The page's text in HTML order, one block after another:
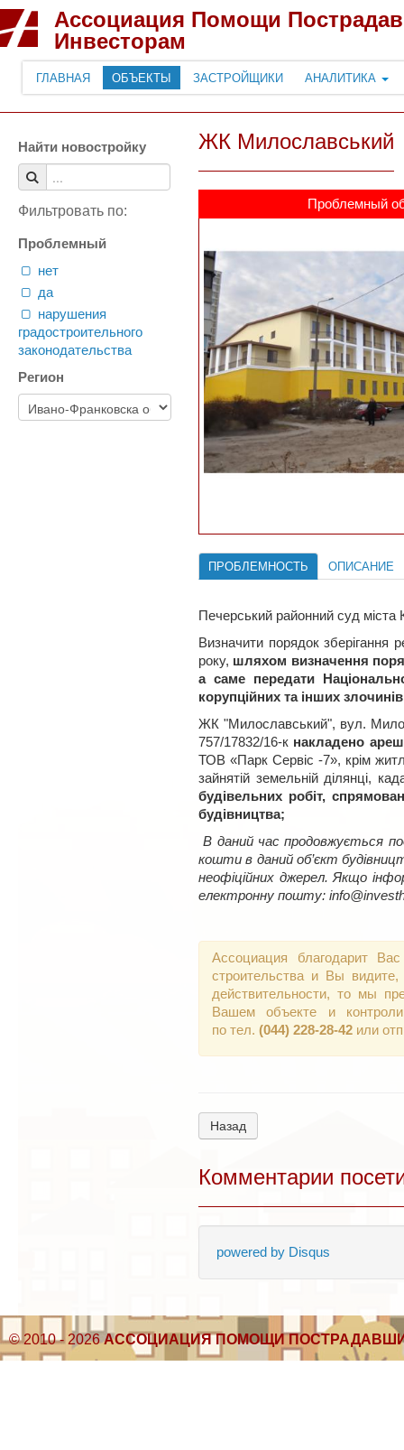
Ассоциация Помощи
Инвесторам
ГЛАВНАЯ ОБЪЕКТЫ ЗАСТРОЙЩИКИ АНАЛИТИКА
Найти новостройку
Фильтровать по:
Проблемный
нет
да
нарушения
градостроительного
законодательства
Регион
ЖК Милославський
Проблемный
ПРОБЛЕМНОСТЬ ОПИСАНИЕ
Печерський районний суд міста
Визначити порядок
року, шляхом визначення
а саме передати
корупційних та інших
ЖК "Милославський", вул.
757/17832/16-к накладено
ТОВ «Парк Сервіс -7», крім
зайнятій земельній ділянці,
будівельних робіт,
будівництва;
В даний час продовжується
кошти в даний об’єкт
неофіційних джерел. Якщо
електронну пошту:
Ассоциация благодарит
строительства и Вы
действительности, то мы
Вашем объекте и
по тел. (044) 228-28-42 или
Назад
Комментарии
powered by Disqus
© 2010 - 2026АССОЦИАЦИЯ ПОМОЩИ